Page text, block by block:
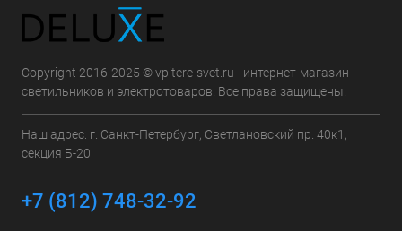
Copyright 2016-2025 © vpitere-svet.ru - интернет-магазин
светильников и электротоваров. Все права защищены.
Наш адрес: г. Санкт-Петербург, Светлановский пр. 40к1,
секция Б-20
+7 (812) 748-32-92